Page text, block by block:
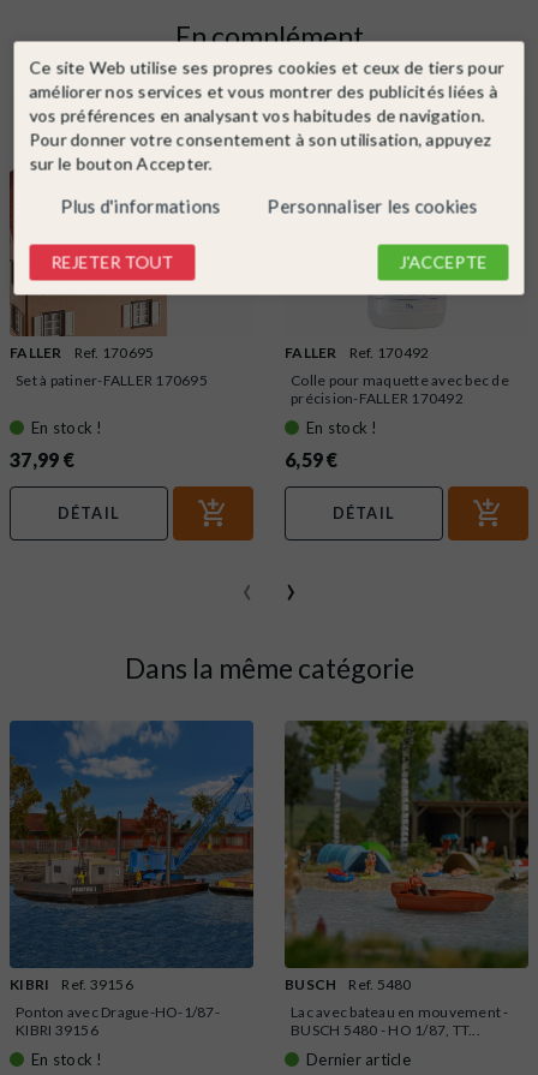
En complément
FALLER
Ref. 170695
Set à patiner-FALLER 170695
En stock !
37,99 €
DÉTAIL
FALLER
Ref. 170492
Colle pour maquette avec bec de
précision-FALLER 170492
En stock !
6,59 €
DÉTAIL
‹ ›
Dans la même catégorie
KIBRI
Ref. 39156
Ponton avec Drague-HO-1/87-
KIBRI 39156
En stock !
BUSCH
Ref. 5480
Lac avec bateau en mouvement -
BUSCH 5480 - HO 1/87, TT...
Dernier article
Ce site Web utilise ses propres cookies et ceux de tiers pour
améliorer nos services et vous montrer des publicités liées à
vos préférences en analysant vos habitudes de navigation.
Pour donner votre consentement à son utilisation, appuyez
sur le bouton Accepter.
Plus d'informations Personnaliser les cookies
REJETER TOUT J'ACCEPTE